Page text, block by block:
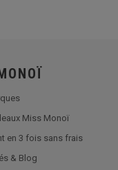
Miss Monoï
en 3 fois sans frais
& Blog